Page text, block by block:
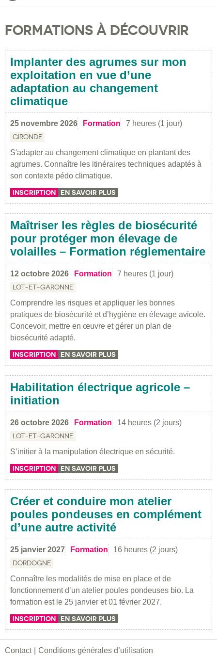
FORMATIONS À DÉCOUVRIR
Implanter des agrumes sur mon
exploitation en vue d’une
adaptation au changement
climatique
25 novembre 2026 Formation 7 heures (1 jour)
GIRONDE
S'adapter au changement climatique en plantant des
agrumes. Connaître les itinéraires techniques adaptés à
son contexte pédo climatique.
INSCRIPTION EN SAVOIR PLUS
Maîtriser les règles de biosécurité
pour protéger mon élevage de
volailles – Formation réglementaire
12 octobre 2026 Formation 7 heures (1 jour)
LOT-ET-GARONNE
Comprendre les risques et appliquer les bonnes
pratiques de biosécurité et d’hygiène en élevage avicole.
Concevoir, mettre en œuvre et gérer un plan de
biosécurité adapté.
INSCRIPTION EN SAVOIR PLUS
Habilitation électrique agricole –
initiation
26 octobre 2026 Formation 14 heures (2 jours)
LOT-ET-GARONNE
S’initier à la manipulation électrique en sécurité.
INSCRIPTION EN SAVOIR PLUS
Créer et conduire mon atelier
poules pondeuses en complément
d’une autre activité
25 janvier 2027 Formation 16 heures (2 jours)
DORDOGNE
Connaître les modalités de mise en place et de
fonctionnement d’un atelier poules pondeuses bio. La
formation est le 25 janvier et 01 février 2027.
INSCRIPTION EN SAVOIR PLUS
Contact Conditions générales d’utilisation